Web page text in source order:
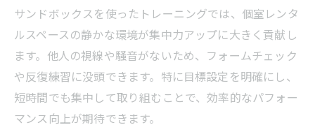
個室型レンタルスペースの安心ポイント
時間単位で利用できるレンタルスペースの
魅力
サンドボックス導入スペースの魅力に迫る
サンドボックス完備レンタルスペースの選
び方
サンドボックスを使ったトレーニングでは、個室レンタ
ルスペースの静かな環境が集中力アップに大きく貢献し
ます。他人の視線や騒音がないため、フォームチェック
や反復練習に没頭できます。特に目標設定を明確にし、
短時間でも集中して取り組むことで、効率的なパフォー
マンス向上が期待できます。